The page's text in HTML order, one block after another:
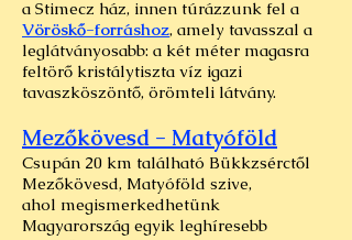
a Stimecz ház, innen túrázzunk fel a
Vöröskő-forráshoz, amely tavasszal a
leglátványosabb: a két méter magasra
feltörő kristálytiszta víz igazi
tavaszköszöntő, örömteli látvány.
Mezőkövesd - Matyóföld
Csupán 20 km található Bükkzsérctől
Mezőkövesd, Matyóföld szive,
ahol megismerkedhetünk
Magyarország egyik leghíresebb